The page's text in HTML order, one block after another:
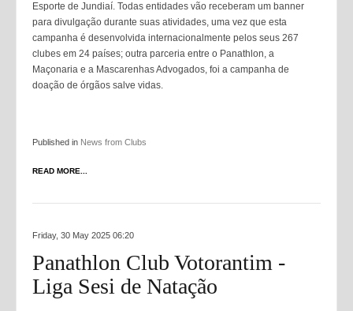
Esporte de Jundiaí. Todas entidades vão receberam um banner
para divulgação durante suas atividades, uma vez que esta
campanha é desenvolvida internacionalmente pelos seus 267
clubes em 24 países; outra parceria entre o Panathlon, a
Maçonaria e a Mascarenhas Advogados, foi a campanha de
doação de órgãos salve vidas.
Published in News from Clubs
READ MORE...
Friday, 30 May 2025 06:20
Panathlon Club Votorantim -
Liga Sesi de Natação